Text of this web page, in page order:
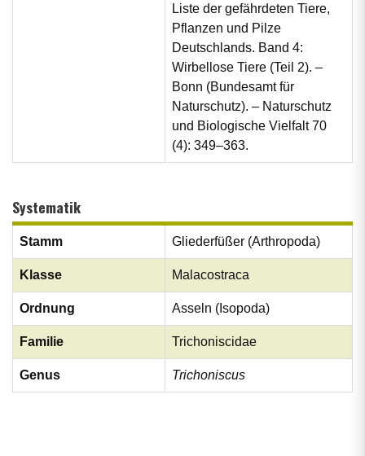
Liste der gefährdeten Tiere,
Pflanzen und Pilze
Deutschlands. Band 4:
Wirbellose Tiere (Teil 2). –
Bonn (Bundesamt für
Naturschutz). – Naturschutz
und Biologische Vielfalt 70
(4): 349–363.
Systematik
Stamm Gliederfüßer (Arthropoda)
Klasse Malacostraca
Ordnung Asseln (Isopoda)
Familie Trichoniscidae
Genus Trichoniscus